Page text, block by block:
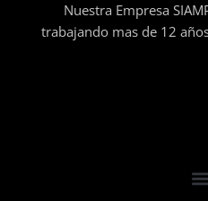
Nuestra Empresa
trabajando mas de 12